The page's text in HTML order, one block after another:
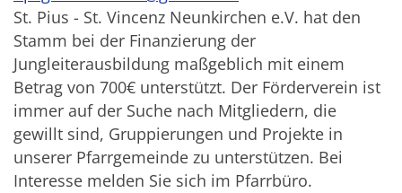
St. Pius - St. Vincenz Neunkirchen e.V. hat den
Stamm bei der Finanzierung der
Jungleiterausbildung maßgeblich mit einem
Betrag von 700€ unterstützt. Der Förderverein ist
immer auf der Suche nach Mitgliedern, die
gewillt sind, Gruppierungen und Projekte in
unserer Pfarrgemeinde zu unterstützen. Bei
Interesse melden Sie sich im Pfarrbüro.